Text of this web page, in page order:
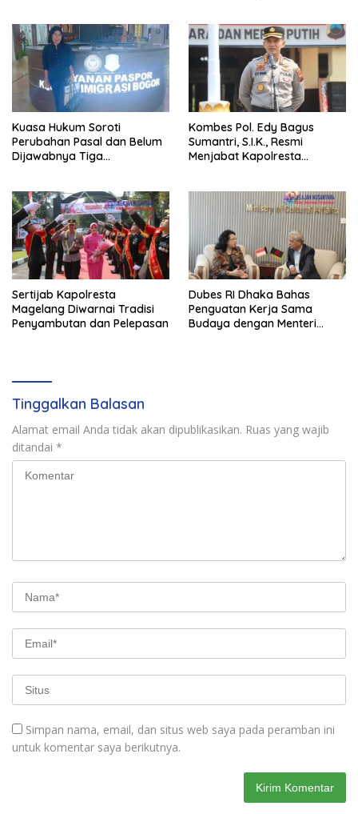
Kuasa Hukum Soroti
Perubahan Pasal dan Belum
Dijawabnya Tiga
Kombes Pol. Edy Bagus
Sumantri, S.I.K., Resmi
Menjabat Kapolresta
dan Pengawasan Siap
Perkuat Pelayanan kepada
Masyarakat
Sertijab Kapolresta
Magelang Diwarnai Tradisi
Penyambutan dan Pelepasan
Dubes RI Dhaka Bahas
Penguatan Kerja Sama
Budaya dengan Menteri
Tinggalkan Balasan
Alamat email Anda tidak akan dipublikasikan. Ruas yang wajib
ditandai *
Simpan nama, email, dan situs web saya pada peramban ini
untuk komentar saya berikutnya.